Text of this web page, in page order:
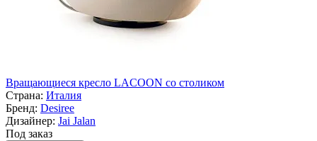
Вращающиеся кресло LACOON со столиком
Страна: Италия
Бренд: Desiree
Дизайнер: Jai Jalan
Под заказ